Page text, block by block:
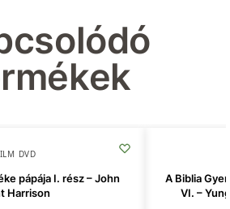
DVD
pápája I. rész – John
Harrison
A Biblia
VI. –